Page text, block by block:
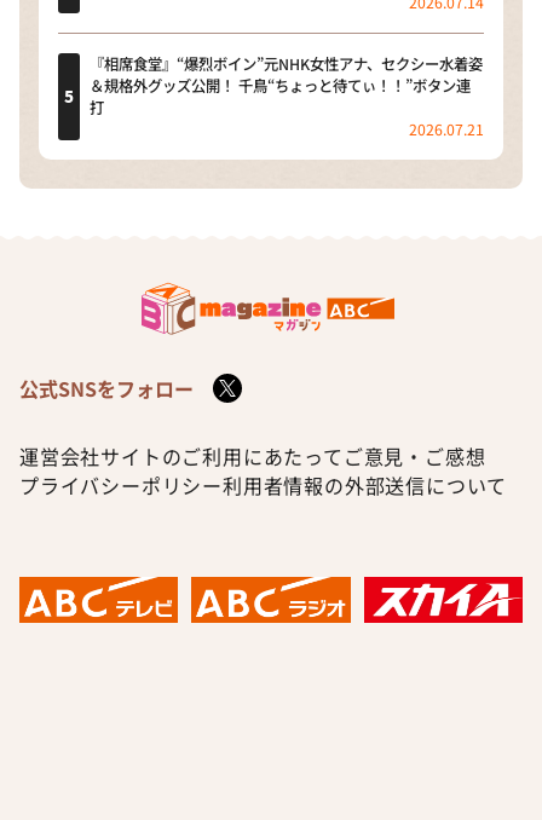
『相席食堂』“爆烈ボイン”元NHK女性アナ、セクシー水着姿
＆規格外グッズ公開！ 千鳥“ちょっと待てぃ！！”ボタン連
打
2026.07.21
公式SNSをフォロー
運営会社サイトのご利用にあたって ご意見・ご感想
プライバシーポリシー利用者情報の外部送信について